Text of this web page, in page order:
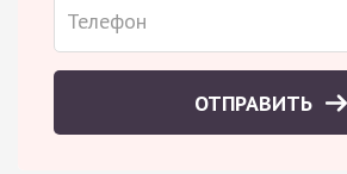
ОТПРАВИТЬ